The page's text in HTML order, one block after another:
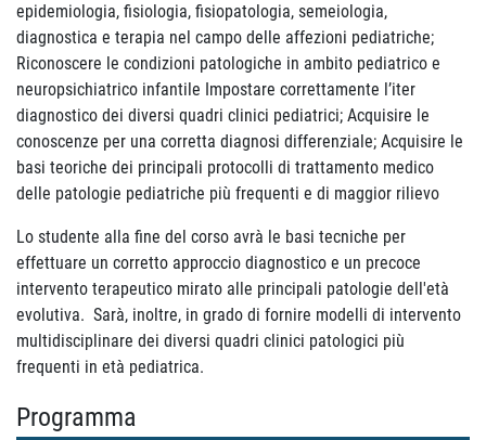
epidemiologia, fisiologia, fisiopatologia, semeiologia,
diagnostica e terapia nel campo delle affezioni pediatriche;
Riconoscere le condizioni patologiche in ambito pediatrico e
neuropsichiatrico infantile Impostare correttamente l’iter
diagnostico dei diversi quadri clinici pediatrici; Acquisire le
conoscenze per una corretta diagnosi differenziale; Acquisire le
basi teoriche dei principali protocolli di trattamento medico
delle patologie pediatriche più frequenti e di maggior rilievo
Lo studente alla fine del corso avrà le basi tecniche per
effettuare un corretto approccio diagnostico e un precoce
intervento terapeutico mirato alle principali patologie dell'età
evolutiva. Sarà, inoltre, in grado di fornire modelli di intervento
multidisciplinare dei diversi quadri clinici patologici più
frequenti in età pediatrica.
Programma